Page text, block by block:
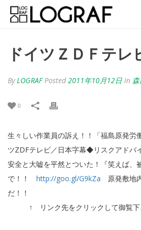
ドイツＺＤＦテレ
ByLOGRAF Posted 2011年10月12日 In
0
生々しい作業員の訴え！！「福島原発
ツZDFテレビ／日本字幕◆リスクアドバ
安全と大嘘を平然とついた！『笑えば、
で！！ http://goo.gl/G9kZa 原発敷地
だ
↑ リンク先をクリックして御覧下